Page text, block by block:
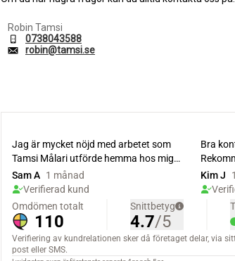
Robin Tamsi
0738043588
robin@tamsi.se